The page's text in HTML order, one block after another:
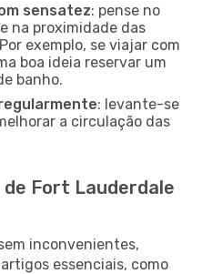
sensatez: pense no
na proximidade das
exemplo, se viajar com
boa ideia reservar um
banho.
: levante-se
a circulação das
de Fort Lauderdale
inconvenientes,
essenciais, como